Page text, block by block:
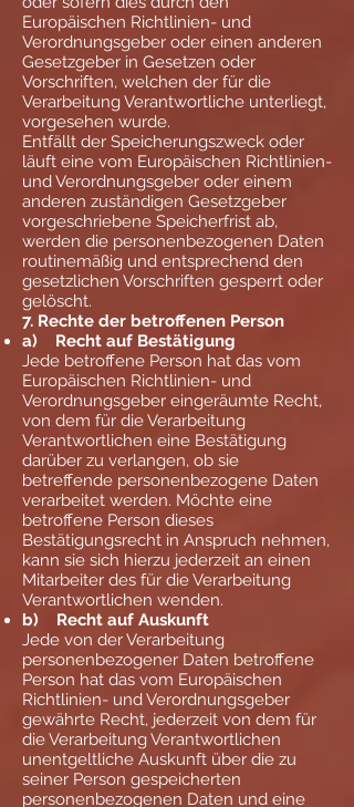
Europäischen Richtlinien- und
Verordnungsgeber oder einen anderen
Gesetzgeber in Gesetzen oder
Vorschriften, welchen der für die
Verarbeitung Verantwortliche unterliegt,
vorgesehen wurde.
Entfällt der Speicherungszweck oder
läuft eine vom Europäischen Richtlinien-
und Verordnungsgeber oder einem
anderen zuständigen Gesetzgeber
vorgeschriebene Speicherfrist ab,
werden die personenbezogenen Daten
routinemäßig und entsprechend den
gesetzlichen Vorschriften gesperrt oder
gelöscht.
7. Rechte der betroffenen Person
a) Recht auf Bestätigung
Jede betroffene Person hat das vom
Europäischen Richtlinien- und
Verordnungsgeber eingeräumte Recht,
von dem für die Verarbeitung
Verantwortlichen eine Bestätigung
darüber zu verlangen, ob sie
betreffende personenbezogene Daten
verarbeitet werden. Möchte eine
betroffene Person dieses
Bestätigungsrecht in Anspruch nehmen,
kann sie sich hierzu jederzeit an einen
Mitarbeiter des für die Verarbeitung
Verantwortlichen wenden.
b) Recht auf Auskunft
Jede von der Verarbeitung
personenbezogener Daten betroffene
Person hat das vom Europäischen
Richtlinien- und Verordnungsgeber
gewährte Recht, jederzeit von dem für
die Verarbeitung Verantwortlichen
unentgeltliche Auskunft über die zu
seiner Person gespeicherten
personenbezogenen Daten und eine